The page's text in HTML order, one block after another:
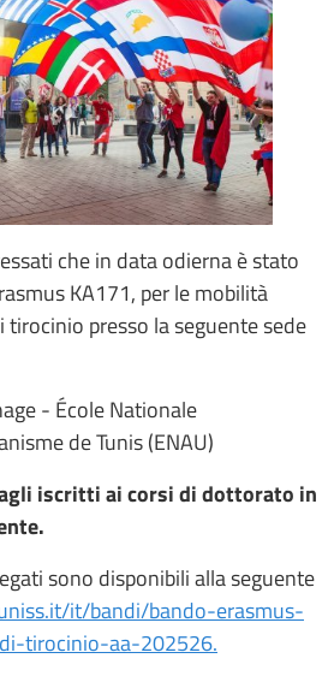
che in data odierna è stato
KA171, per le mobilità
presso la seguente sede
- École Nationale
de Tunis (ENAU)
iscritti ai corsi di dottorato in
sono disponibili alla seguente
it/bandi/bando-erasmus-
tirocinio-aa-202526.